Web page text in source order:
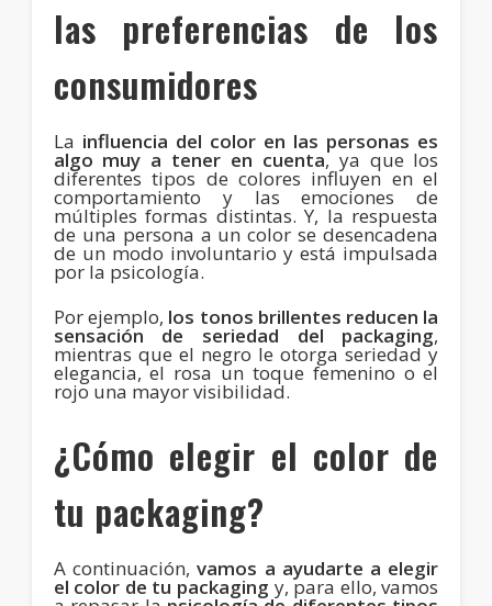
las preferencias de los
consumidores
La influencia del color en las personas es
algo muy a tener en cuenta, ya que los
diferentes tipos de colores influyen en el
comportamiento y las emociones de
múltiples formas distintas. Y, la respuesta
de una persona a un color se desencadena
de un modo involuntario y está impulsada
por la psicología.
Por ejemplo, los tonos brillentes reducen la
sensación de seriedad del packaging,
mientras que el negro le otorga seriedad y
elegancia, el rosa un toque femenino o el
rojo una mayor visibilidad.
¿Cómo elegir el color de
tu packaging?
A continuación,vamos a ayudarte a elegir
el color de tu packaging y, para ello, vamos